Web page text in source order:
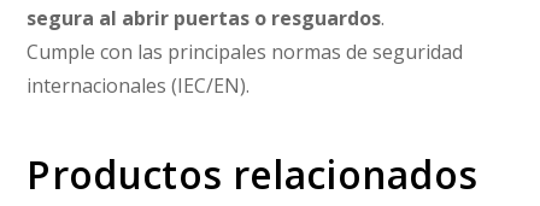
segura al abrir puertas o resguardos.
Cumple con las principales normas de seguridad
internacionales (IEC/EN).
Productos relacionados